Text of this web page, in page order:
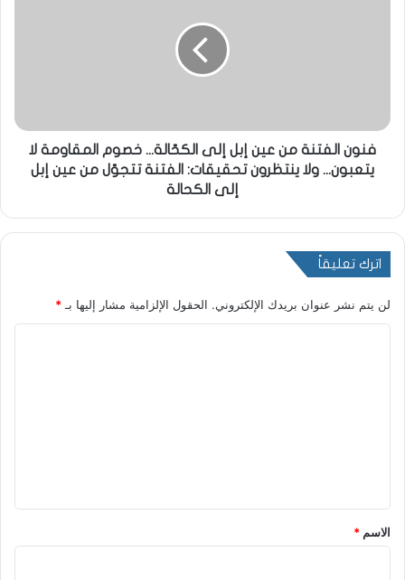
فنون الفتنة من عين إبل إلى الكحّالة... خصوم المقاومة لا
يتعبون... ولا ينتظرون تحقيقات: الفتنة تتجوّل من عين إبل
إلى الكحالة
اترك تعليقاً
لن يتم نشر عنوان بريدك الإلكتروني. الحقول الإلزامية مشار إليها بـ*
*
الاسم *